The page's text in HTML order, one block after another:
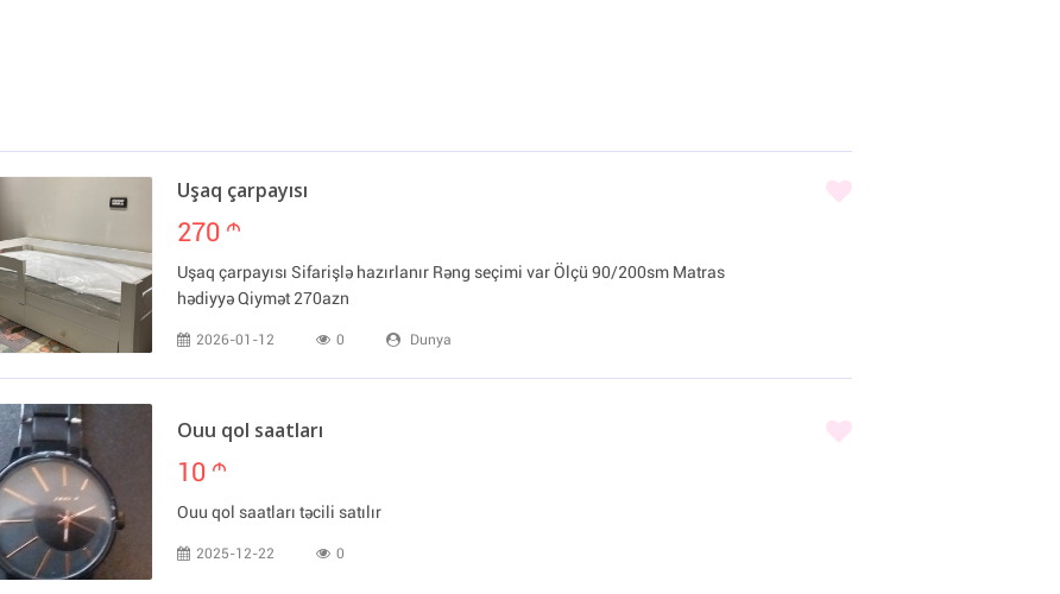
Uşaq çarpayısı
270 m
Uşaq çarpayısı Sifarişlə hazırlanır Rəng seçimi var Ölçü 90/200sm Matras
hədiyyə Qiymət 270azn
2026-01-12 0 Dunya
Ouu qol saatları
10 m
Ouu qol saatları təcili satılır
2025-12-22 0